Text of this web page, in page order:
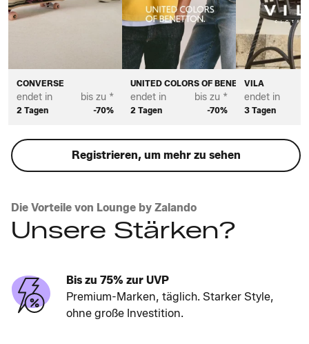
CONVERSE
endet in
2 Tagen
bis zu *
-70%
UNITED COLORS OF BENETTON
endet in
2 Tagen
bis zu *
-70%
VILA
endet in
3 Tagen
Registrieren, um mehr zu sehen
Die Vorteile von Lounge by Zalando
Unsere Stärken?
Bis zu 75% zur UVP
Premium-Marken, täglich. Starker Style,
ohne große Investition.